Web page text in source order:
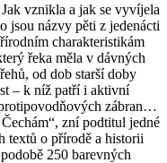
vznikla a jak se vyvíjela
názvy pěti z jedenácti
charakteristikám
řeka měla v dávných
od dob starší doby
– k níž patří i aktivní
zábran…
zní podtitul jedné
textů o přírodě a historii
250 barevných